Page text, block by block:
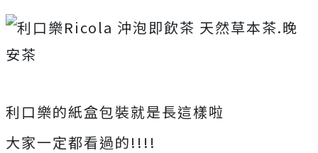
利口樂的紙盒包裝就是長這樣啦
大家一定都看過的!!!!